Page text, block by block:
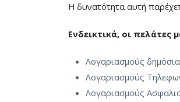
Η δυνατότητα αυτή
Ενδεικτικά, οι
Λογαριασμούς
Λογαριασμούς
Λογαριασμούς